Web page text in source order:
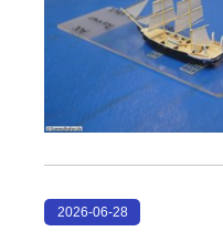
2026-06-28